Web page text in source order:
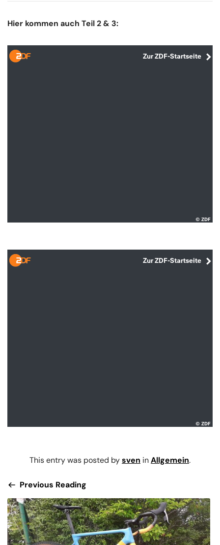
Hier kommen auch Teil 2 & 3:
This entry was posted bysven inAllgemein.
Previous Reading